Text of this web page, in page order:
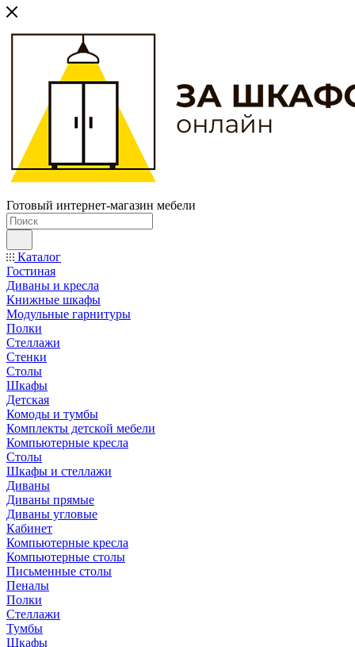
Готовый интернет-магазин мебели
Каталог
Гостиная
Диваны и кресла
Книжные шкафы
Модульные гарнитуры
Полки
Стеллажи
Стенки
Столы
Шкафы
Детская
Комоды и тумбы
Комплекты детской мебели
Компьютерные кресла
Столы
Шкафы и стеллажи
Диваны
Диваны прямые
Диваны угловые
Кабинет
Компьютерные кресла
Компьютерные столы
Письменные столы
Пеналы
Полки
Стеллажи
Тумбы
Шкафы